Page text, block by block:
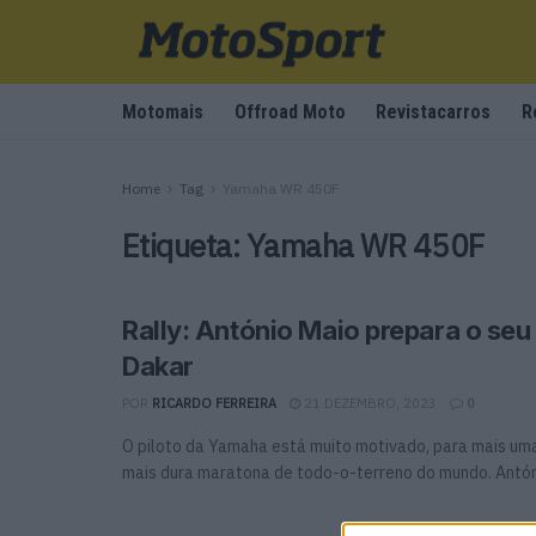
Motomais Offroad Moto Revistacarros
Home Tag Yamaha WR 450F
Etiqueta: Yamaha WR 450F
Rally: António Maio prepara o
Dakar
RICARDO FERREIRA 21 DEZEMBRO, 2023 0
O piloto da Yamaha está muito motivado, para mais
mais dura maratona de todo-o-terreno do mundo.